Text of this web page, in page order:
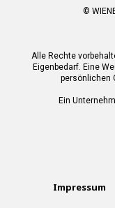
©
Alle Rechte
Eigenbedarf. Eine
persönlichen
Ein
Impressum